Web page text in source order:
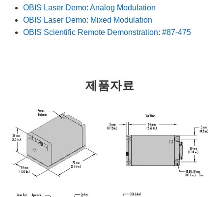
OBIS Laser Demo: Analog Modulation
OBIS Laser Demo: Mixed Modulation
OBIS Scientific Remote Demonstration: #87-475
제품자료